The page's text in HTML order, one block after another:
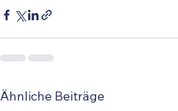
Ähnliche Beiträge